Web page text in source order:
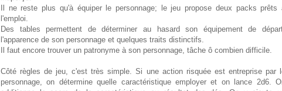
Il ne reste plus qu'à équiper le personnage; le jeu propose deux packs prêts
l'emploi.
Des tables permettent de déterminer au hasard son équipement de
l'apparence de son personnage et quelques traits distinctifs.
Il faut encore trouver un patronyme à son personnage, tâche ô combien difficile.
Côté règles de jeu, c'est très simple. Si une action risquée est entreprise par
personnage, on détermine quelle caractéristique employer et on lance 2d6.